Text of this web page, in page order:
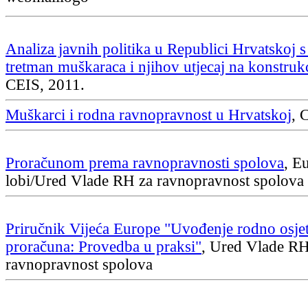
Analiza javnih politika u Republici Hrvatskoj
tretman muškaraca i njihov utjecaj na
CEIS, 2011.
Muškarci i rodna ravnopravnost u Hrvatskoj,
Proračunom prema ravnopravnosti spolova,
lobi/Ured Vlade RH za ravnopravnost spolova
Priručnik Vijeća Europe "Uvođenje rodno
proračuna: Provedba u praksi", Ured Vlade
ravnopravnost spolova